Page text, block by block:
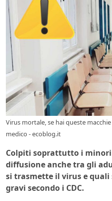
Virus mortale, se hai queste
medico - ecoblog.it
Colpiti soprattutto i minori
diffusione anche tra gli
si trasmette il virus e
gravi secondo i CDC.